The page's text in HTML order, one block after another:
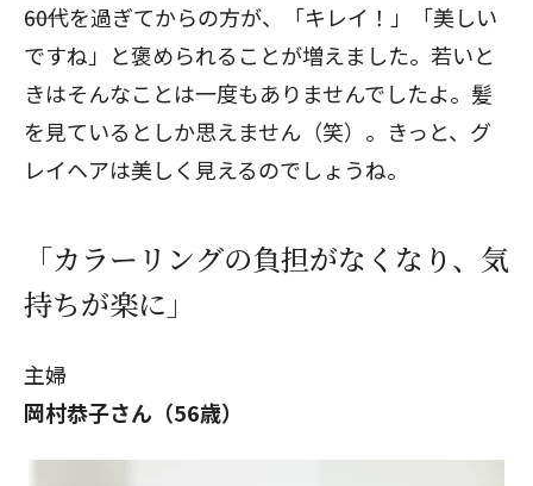
――60代を過ぎてからの方が、「キレイ！」「美しい
ですね」と褒められることが増えました。若いと
きはそんなことは一度もありませんでしたよ。髪
を見ているとしか思えません（笑）。きっと、グ
レイヘアは美しく見えるのでしょうね。
「カラーリングの負担がなくなり、気
持ちが楽に」
主婦
岡村恭子さん（56歳）